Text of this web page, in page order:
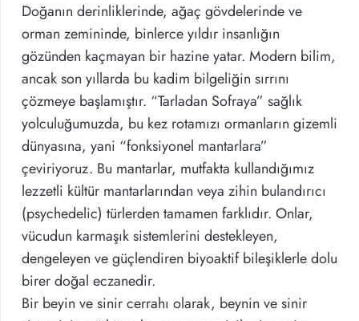
Doğanın derinliklerinde, ağaç gövdelerinde ve
orman zemininde, binlerce yıldır insanlığın
gözünden kaçmayan bir hazine yatar. Modern bilim,
ancak son yıllarda bu kadim bilgeliğin sırrını
çözmeye başlamıştır. “Tarladan Sofraya” sağlık
yolculuğumuzda, bu kez rotamızı ormanların gizemli
dünyasına, yani “fonksiyonel mantarlara”
çeviriyoruz. Bu mantarlar, mutfakta kullandığımız
lezzetli kültür mantarlarından veya zihin bulandırıcı
(psychedelic) türlerden tamamen farklıdır. Onlar,
vücudun karmaşık sistemlerini destekleyen,
dengeleyen ve güçlendiren biyoaktif bileşiklerle dolu
birer doğal eczanedir.
Bir beyin ve sinir cerrahı olarak, beynin ve sinir